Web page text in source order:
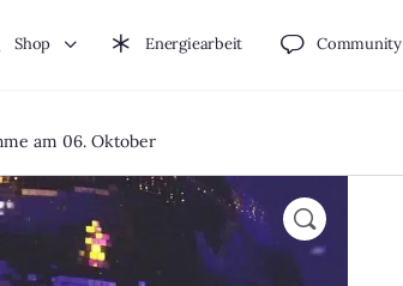
Shop Energiearbeit Community
am 06. Oktober
🔍